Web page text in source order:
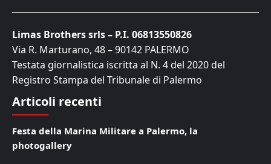
Limas Brothers srls – P.I. 06813550826
Via R. Marturano, 48 – 90142 PALERMO
Testata giornalistica iscritta al N. 4 del 2020 del
Registro Stampa del Tribunale di Palermo
Articoli recenti
Festa della Marina Militare a Palermo, la
photogallery